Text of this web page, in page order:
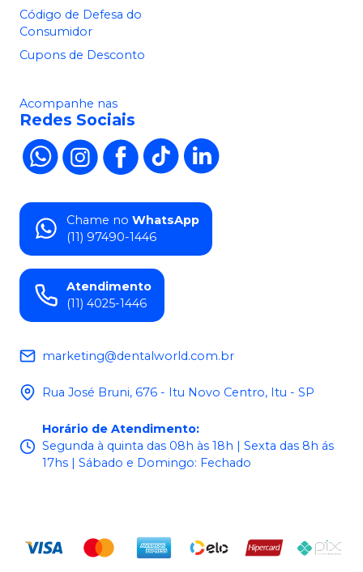
Código de Defesa do
Consumidor
Cupons de Desconto
Acompanhe nas
Redes Sociais
Chame no WhatsApp
(11) 97490-1446
Atendimento
(11) 4025-1446
marketing@dentalworld.com.br
Rua José Bruni, 676 - Itu Novo Centro, Itu - SP
Horário de Atendimento:
Segunda à quinta das 08h às 18h | Sexta das 8h ás
17hs | Sábado e Domingo: Fechado